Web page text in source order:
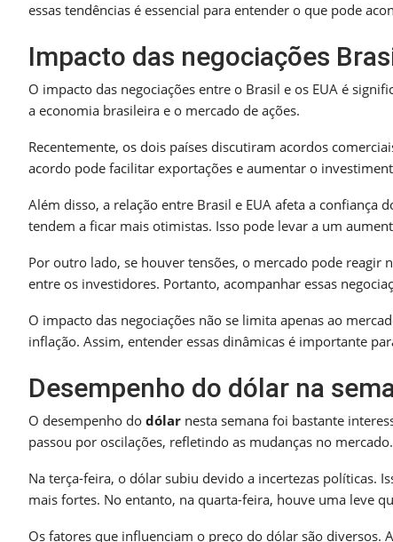
essas tendências é essencial para entender o que pode
Impacto das negociações
O impacto das negociações entre o Brasil e os EUA é
a economia brasileira e o mercado de ações.
Recentemente, os dois países discutiram acordos
acordo pode facilitar exportações e aumentar o
Além disso, a relação entre Brasil e EUA afeta a confiança
tendem a ficar mais otimistas. Isso pode levar a um
Por outro lado, se houver tensões, o mercado pode reagir
entre os investidores. Portanto, acompanhar essas
O impacto das negociações não se limita apenas ao
inflação. Assim, entender essas dinâmicas é importante
Desempenho do dólar na
O desempenho do dólar nesta semana foi bastante
passou por oscilações, refletindo as mudanças no mercado.
Na terça-feira, o dólar subiu devido a incertezas políticas.
mais fortes. No entanto, na quarta-feira, houve uma leve
Os fatores que influenciam o preço do dólar são diversos.